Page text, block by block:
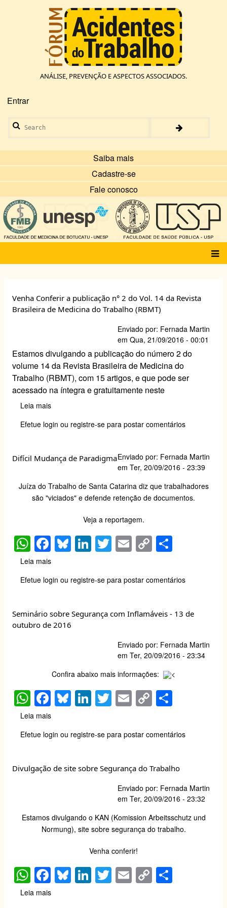
ANÁLISE, PREVENÇÃO E ASPECTOS ASSOCIADOS.
Menu
de
conta
de
usuário
Entrar
Search
Saiba mais
Cadastre-se
Fale conosco
Venha Conferir a publicação n° 2 do Vol. 14 da Revista
Brasileira de Medicina do Trabalho (RBMT)
Enviado por: Fernada Martin
em Qua, 21/09/2016 - 00:01
Estamos divulgando a publicação do número 2 do
volume 14 da Revista Brasileira de Medicina do
Trabalho (RBMT), com 15 artigos, e que pode ser
acessado na íntegra e gratuitamente neste
Leia mais
Conferir
n°
Vol.
14
Brasileira
de
Medicina
Trabalho
(RBMT)
Efetue login ou registre-se para postar comentários
Difícil Mudança de ParadigmaEnviado por: Fernada Martin
em Ter, 20/09/2016 - 23:39
Juíza do Trabalho de Santa Catarina diz que trabalhadores
são "viciados" e defende retenção de documentos.
Veja a reportagem.
W
h
at
s
A
p
F
a
c
e
b
o
Bl
u
e
sk
y
Li
n
k
e
n
T
wi
tt
er
E
m
ail
C
o
p
y
Li
n
k
ar
e
Leia mais
Mudança
Efetue login ou registre-se para postar comentários
Seminário sobre Segurança com Inflamáveis - 13 de
outubro de 2016
Enviado por: Fernada Martin
em Ter, 20/09/2016 - 23:34
Confira abaixo mais informações:
<
W
h
at
s
p
F
a
c
e
b
o
k
Bl
u
e
sk
Li
n
k
e
dI
n
T
wi
tt
er
E
m
ail
C
o
p
y
Li
n
k
ar
e
Leia mais
sobre
Inflamáveis
de
2016
Efetue login ou registre-se para postar comentários
Divulgação de site sobre Segurança do Trabalho
Enviado por: Fernada Martin
em Ter, 20/09/2016 - 23:32
Estamos divulgando o KAN (Komission Arbeitsschutz und
Normung), site sobre segurança do trabalho.
Venha conferir!
W
h
F
a
Bl
u
Li
n
T
wi
E
m
C
o
Leia mais